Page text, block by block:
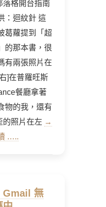
落格開台指南
：迴紋針 這
葛蘿提到「超
的那本書，很
有兩張照片在
]在普羅旺斯
餐廳拿著
物的我，還有
的照片在左 →
…..
Gmail 無